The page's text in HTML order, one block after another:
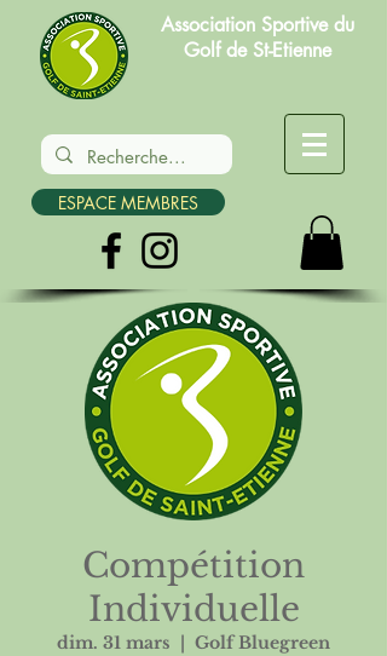
Association Sportive du
Golf de St-Etienne
ESPACE MEMBRES
Compétition
Individuelle
dim. 31 mars
Golf Bluegreen